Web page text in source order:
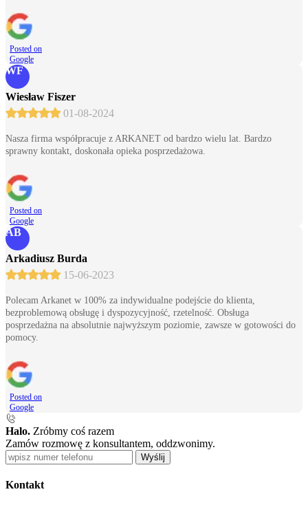
Posted on
Google
WF
Wiesław Fiszer
01-08-2024
Nasza firma współpracuje z ARKANET od bardzo wielu lat. Bardzo
sprawny kontakt, doskonała opieka posprzedażowa.
Posted on
Google
AB
Arkadiusz Burda
15-06-2023
Polecam Arkanet w 100% za indywidualne podejście do klienta,
bezproblemową obsługę i dyspozycyjność, rzetelność. Obsługa
posprzedażna na absolutnie najwyższym poziomie, zawsze w gotowości do
pomocy.
Posted on
Google
Halo. Zróbmy coś razem
Zamów rozmowę z konsultantem, oddzwonimy.
Wyślij
Kontakt